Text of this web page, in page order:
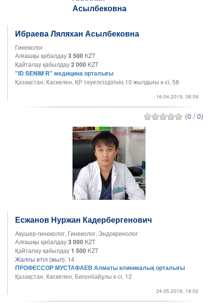
Ибраева Ляляхан Асылбековна
Гинеколог
Алғашқы қабалдау3 500 KZT
Қайталау қабылдау2 000 KZT
"ID SENIM R" медицина орталығы
Қазақстан, Каскелен, ҚР тәуелсіздігінің 10 жылдығы к-сі, 58
16.04.2019, 08:59
(0 / 0)
Есжанов Нуржан Кадербергенович
Акушер-гинеколог, Гинеколог, Эндокринолог
Алғашқы қабалдау3 000 KZT
Қайталау қабылдау1 500 KZT
Жалпы өтіл (жыл): 14
ПРОФЕССОР МУСТАФАЕВ Алматы клиникалық орталығы
Қазақстан, Каскелен, Бөгенбайұлы к-сі, 12
24.05.2018, 18:02